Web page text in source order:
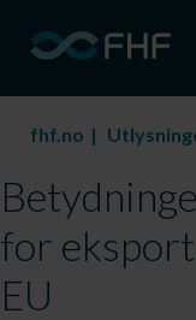
fhf.no
for
EU